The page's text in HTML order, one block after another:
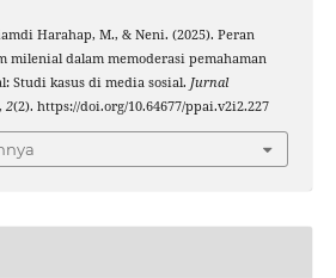
Harahap, M., & Neni. (2025). Peran
milenial dalam memoderasi pemahaman
Studi kasus di media sosial. Jurnal
2(2). https://doi.org/10.64677/ppai.v2i2.227